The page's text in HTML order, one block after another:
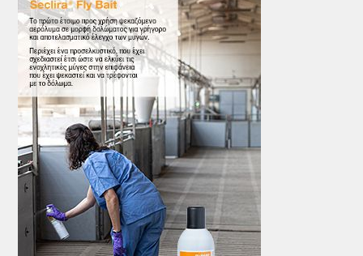
ΤΟ ΠΕΡΙΟΔΙΚΟ
Profile
ΑΡΧΕΙΟ ΤΕΥΧΩΝ
ΣΥΝΕΔΡΙΟ ΚΡΕΑΤΟΣ